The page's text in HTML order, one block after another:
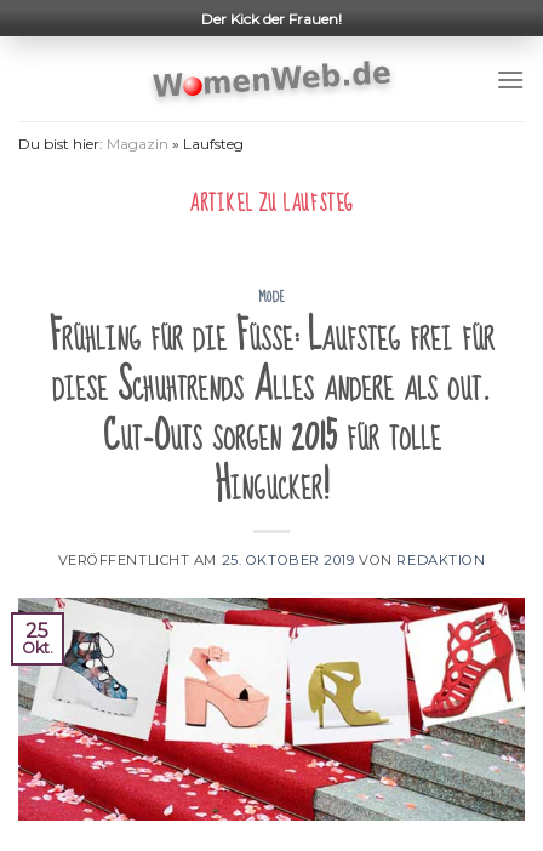
to
Der Kick der Frauen!
Du bist hier: Magazin » Laufsteg
ARTIKEL ZULAUFSTEG
MODE
Frühling für die Füße: Laufsteg frei für
diese Schuhtrends Alles andere als out.
Cut-Outs sorgen 2015 für tolle
Hingucker!
VERÖFFENTLICHT AM 25. OKTOBER 2019 VON REDAKTION
25
Okt.